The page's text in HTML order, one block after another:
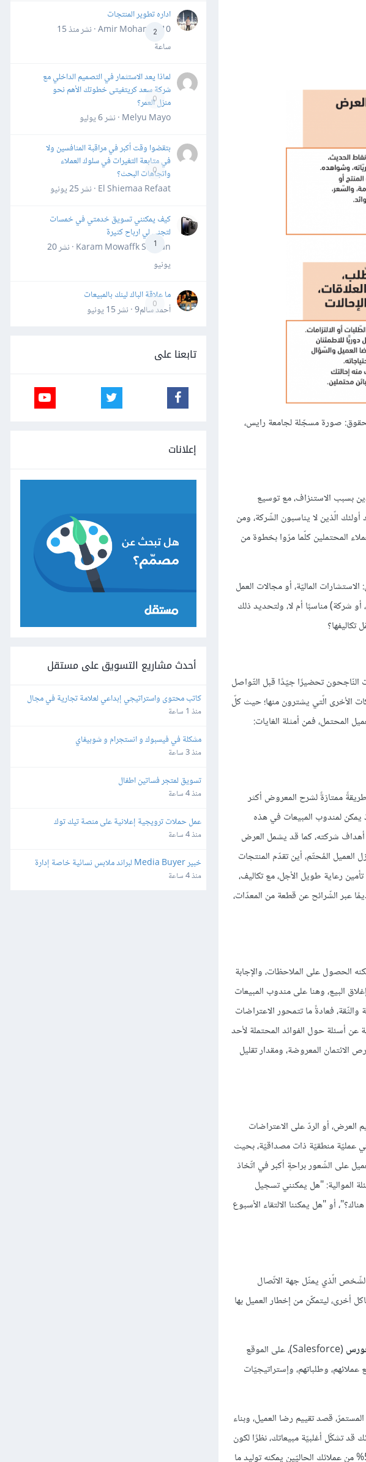
الحقوق: صورة مسجّلة لجامعة رايس،
بسبب الاستنزاف، مع توسيع
الّذين لا يناسبون الشّركة، ومن
المحتملين كلّما مرّوا بخطوة من
الماليّة، أو مجالات العمل
شركة) مناسبًا أم لا، ولتحديد ذلك
النّاجحون تحضيرًا جيّدًا قبل التّواصل
الأخرى الّتي يشترون منها؛ حيث كلّ
المحتمل، فمن أمثلة الغايات:
ممتازةً لشرح المعروض أكثر
يمكن لمندوب المبيعات في هذه
أهداف شركته، كما قد يشمل العرض
العميل المُحتّم، أين تقدّم المنتجات
رعاية طويل الأجل، مع تكاليف،
عبر الشّرائح عن قطعة من المعدّات،
الحصول على الملاحظات، والإجابة
البيع، وهنا على مندوب المبيعات
فعادةً ما تتمحور الاعتراضات
عن أسئلة حول الفوائد المحتملة لأحد
الائتمان المعروضة، ومقدار تقليل
العرض، أو الردّ على الاعتراضات
في عمليّة منطقيّة ذات مصداقيّة، بحيث
على الشّعور براحةٍ أكبر في اتّخاذ
الموالية: "هل يمكنني تسجيل
أو "هل يمكننا الالتقاء الأسبوع
الشّخص الّذي يمثّل جهة الاتّصال
أخرى، ليتمكّن من إخطار العميل بها
(Salesforce)، على الموقع
عملائهم، وطلباتهم، وإستراتيجيّات
قصد تقييم رضا العميل، وبناء
تشكّل أغلبيّة مبيعاتك، نظرًا لكون
جلب عملاء جدد يُعدّ أكثر تكليفًا، من الحفاظ على العملاء الحاليّين بـ 5% على المدى الطويل، كما تظهر البحوث أنّ الحفاظ على 5% من عملائك الحاليّين يمكنه توليد ما
2
اداره تطوير المنتجات
Amir Mohamed10 · نشر
منذ 15
ساعة
0
لماذا يعد الاستثمار في التصميم الداخلي مع
شركة سعد كريتفيتى خطوتك الأهم نحو
منزل العمر؟
Melyu Mayo · نشر
6 يوليو
0
بتقضوا وقت أكبر في مراقبة المنافسين ولا
في متابعة التغيرات في سلوك العملاء
واتجاهات البحث؟
El Shiemaa Refaat · نشر
25 يونيو
1
كيف يمكنني تسويق خدمتي في خمسات
لتجني لي ارباح كثيرة
Karam Mowaffk Sarhan · نشر
20
يونيو
0
ما علاقة الباك لينك بالمبيعات
أحمد سالم9 · نشر
15 يونيو
تابعنا على
إعلانات
أحدث مشاريع التسويق على مستقل
التجارة الإلكترونية
منذ 1 ساعة
مشكلة في فيسبوك و انستجرام و شوبيفاي
منذ 3 ساعة
تسويق لمتجر فساتين اطفال
منذ 4 ساعة
عمل حملات ترويجية إعلانية على منصة تيك توك
منذ 4 ساعة
حملات Meta & TikTok
منذ 4 ساعة